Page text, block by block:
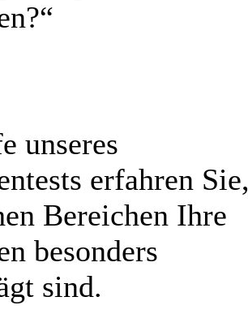
unseres
erfahren
Bereichen Ihre
besonders
sind.